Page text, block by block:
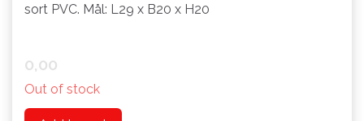
sort PVC. Mål: L29 x B20 x H20
0,00
Out of stock